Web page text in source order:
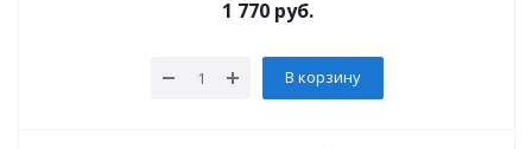
1 770руб.
В корзину